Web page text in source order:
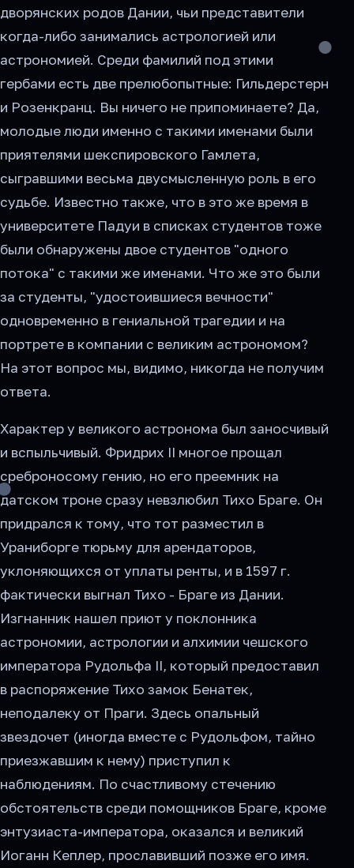
дворянских родов Дании, чьи представители
когда-либо занимались астрологией или
астрономией. Среди фамилий под этими
гербами есть две прелюбопытные: Гильдерстерн
и Розенкранц. Вы ничего не припоминаете? Да,
молодые люди именно с такими именами были
приятелями шекспировского Гамлета,
сыгравшими весьма двусмысленную роль в его
судьбе. Известно также, что в это же время в
университете Падуи в списках студентов тоже
были обнаружены двое студентов "одного
потока" с такими же именами. Что же это были
за студенты, "удостоившиеся вечности"
одновременно в гениальной трагедии и на
портрете в компании с великим астрономом?
На этот вопрос мы, видимо, никогда не получим
ответа.
Характер у великого астронома был заносчивый
и вспыльчивый. Фридрих II многое прощал
среброносому гению, но его преемник на
датском троне сразу невзлюбил Тихо Браге. Он
придрался к тому, что тот разместил в
Ураниборге тюрьму для арендаторов,
уклоняющихся от уплаты ренты, и в 1597 г.
фактически выгнал Тихо - Браге из Дании.
Изгнанник нашел приют у поклонника
астрономии, астрологии и алхимии чешского
императора Рудольфа II, который предоставил
в распоряжение Тихо замок Бенатек,
неподалеку от Праги. Здесь опальный
звездочет (иногда вместе с Рудольфом, тайно
приезжавшим к нему) приступил к
наблюдениям. По счастливому стечению
обстоятельств среди помощников Браге, кроме
энтузиаста-императора, оказался и великий
Иоганн Кеплер, прославивший позже его имя.